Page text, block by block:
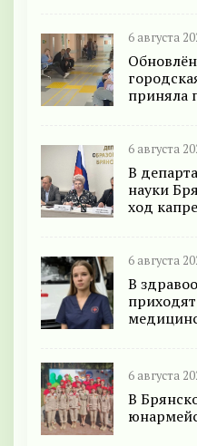
6 августа
приняла
6 августа
В
науки
ход
6 августа
В
6 августа
В